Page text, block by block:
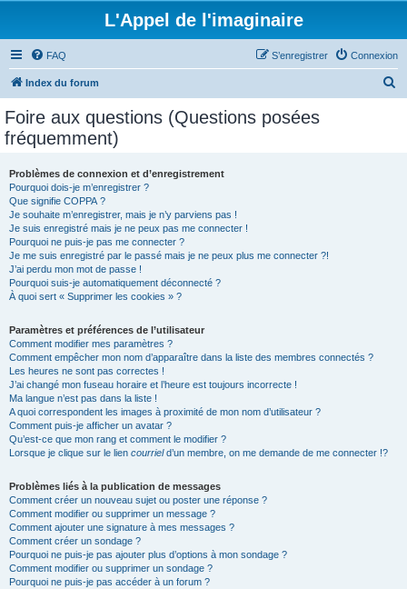
L'Appel de l'imaginaire
FAQ Connexion
S’enregistrer
Index du forum
Foire aux questions (Questions posées
fréquemment)
Problèmes de connexion et d’enregistrement
Pourquoi dois-je m’enregistrer ?
Que signifie COPPA ?
Je souhaite m’enregistrer, mais je n’y parviens pas !
Je suis enregistré mais je ne peux pas me connecter !
Pourquoi ne puis-je pas me connecter ?
Je me suis enregistré par le passé mais je ne peux plus me connecter ?!
J’ai perdu mon mot de passe !
Pourquoi suis-je automatiquement déconnecté ?
À quoi sert « Supprimer les cookies » ?
Paramètres et préférences de l’utilisateur
Comment modifier mes paramètres ?
Comment empêcher mon nom d’apparaître dans la liste des membres connectés ?
Les heures ne sont pas correctes !
J’ai changé mon fuseau horaire et l’heure est toujours incorrecte !
Ma langue n’est pas dans la liste !
A quoi correspondent les images à proximité de mon nom d’utilisateur ?
Comment puis-je afficher un avatar ?
Qu’est-ce que mon rang et comment le modifier ?
Lorsque je clique sur le lien courrield’un membre, on me demande de me connecter !?
Problèmes liés à la publication de messages
Comment créer un nouveau sujet ou poster une réponse ?
Comment modifier ou supprimer un message ?
Comment ajouter une signature à mes messages ?
Comment créer un sondage ?
Pourquoi ne puis-je pas ajouter plus d’options à mon sondage ?
Comment modifier ou supprimer un sondage ?
Pourquoi ne puis-je pas accéder à un forum ?